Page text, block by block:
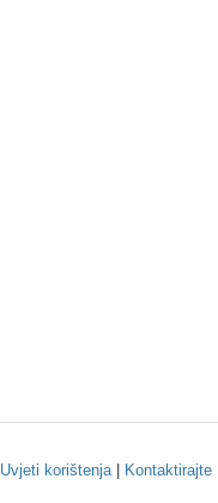
Uvjeti korištenja|
Kontaktirajte